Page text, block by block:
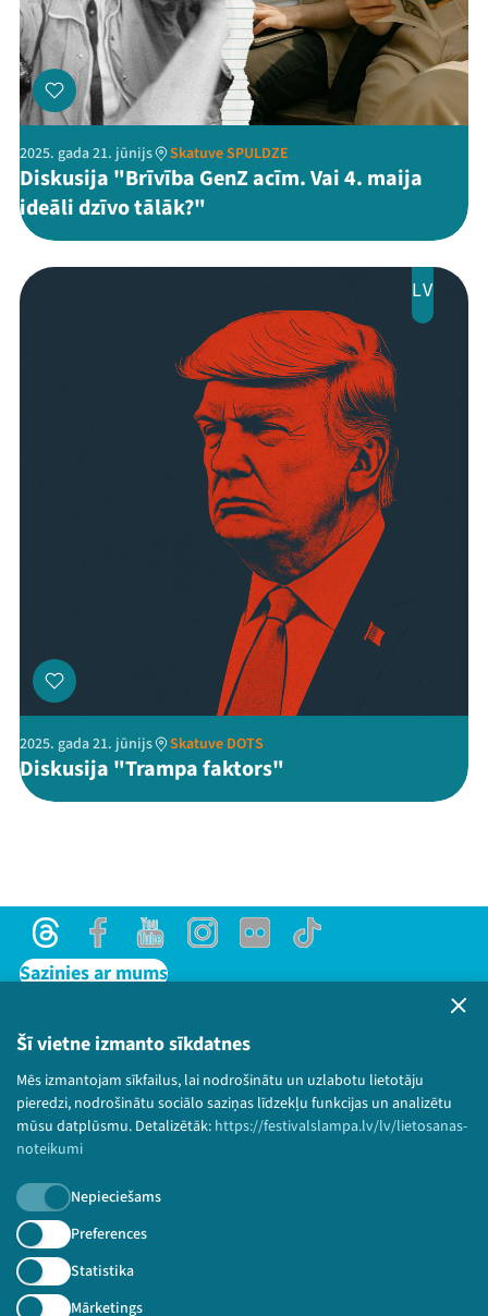
Šī vietne izmanto sīkdatnes
Mēs izmantojam sīkfailus, lai nodrošinātu un uzlabotu lietotāju
pieredzi, nodrošinātu sociālo saziņas līdzekļu funkcijas un analizētu
mūsu datplūsmu. Detalizētāk: https://festivalslampa.lv/lv/lietosanas-
noteikumi
Nepieciešams
Preferences
Statistika
Mārketings
2025. gada 21. jūnijs Skatuve SPULDZE
Diskusija "Brīvība GenZ acīm. Vai 4. maija
ideāli dzīvo tālāk?"
LV
2025. gada 21. jūnijs Skatuve DOTS
Diskusija "Trampa faktors"
ThreadsFacebookYoutubeInstagram
Flick TikTok
Sazinies ar mums
Lietošanas noteikumi un sīkdatņu politika
Bērnu aizsardzības politika
© 2026 Sarunu festivāls LAMPA Visas tiesības
paturētas.
Piesakies jaunumiem!
Nepalaid garām aktuālāko informāciju!